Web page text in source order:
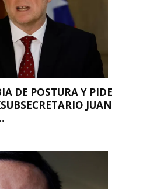
DE POSTURA Y PIDE
JUAN